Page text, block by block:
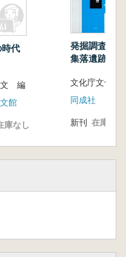
首長たちの動向につ
代
文 編
館
庫なし
発掘調査の
集落遺跡発
同成社
新刊 在庫なし